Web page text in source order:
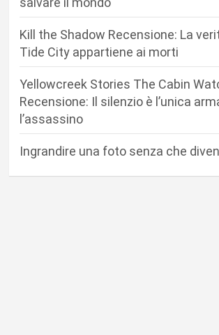
Kill the Shadow Recensione: La
Tide City appartiene ai morti
Yellowcreek Stories The Cabin
Recensione: Il silenzio è l’unica
l’assassino
Ingrandire una foto senza che